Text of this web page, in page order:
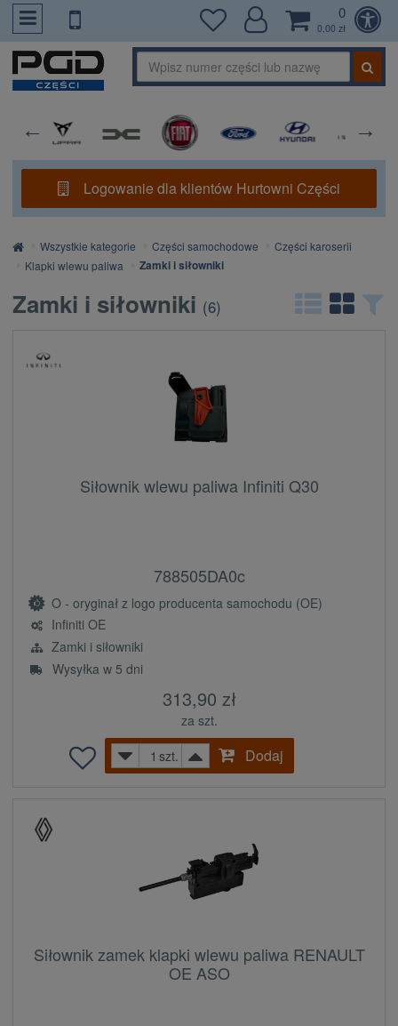
PrzejdzDoTresci
0
0,00 zł
Logowanie dla klientów Hurtowni Części
Strona
główna
Wszystkie kategorie Części samochodowe
Części karoserii
Klapki wlewu paliwa
Zamki i siłowniki
Zamki i siłowniki (6)
Siłownik wlewu paliwa Infiniti Q30
788505DA0c
O - oryginał z logo producenta samochodu (OE)
Infiniti OE
Zamki i siłowniki
Wysyłka w 5 dni
313,90 zł
za szt.
szt.
Dodaj
Siłownik zamek klapki wlewu paliwa RENAULT
OE ASO